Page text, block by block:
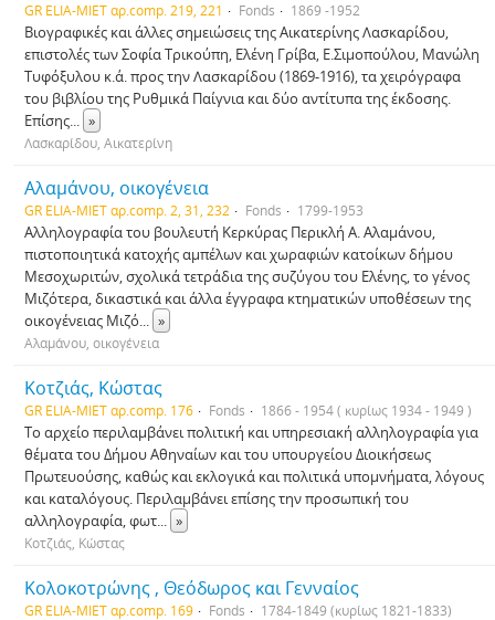
GR ELIA-MIET αρ.comp. 219, 221 Fonds 1869 -1952
Βιογραφικές και άλλες σημειώσεις της Αικατερίνης Λασκαρίδου,
επιστολές των Σοφία Τρικούπη, Ελένη Γρίβα, Ε.Σιμοπούλου, Μανώλη
Τυφόξυλου κ.ά. προς την Λασκαρίδου (1869-1916), τα χειρόγραφα
του βιβλίου της Ρυθμικά Παίγνια και δύο αντίτυπα της έκδοσης.
Επίσης... »
Λασκαρίδου, Αικατερίνη
Αλαμάνου, οικογένεια
GR ELIA-MIET αρ.comp. 2, 31, 232 Fonds 1799-1953
Αλληλογραφία του βουλευτή Κερκύρας Περικλή Α. Αλαμάνου,
πιστοποιητικά κατοχής αμπέλων και χωραφιών κατοίκων δήμου
Μεσοχωριτών, σχολικά τετράδια της συζύγου του Ελένης, το γένος
Μιζότερα, δικαστικά και άλλα έγγραφα κτηματικών υποθέσεων της
οικογένειας Μιζό... »
Αλαμάνου, οικογένεια
Κοτζιάς, Κώστας
GR ELIA-MIET αρ.comp. 176 Fonds 1866 - 1954 ( κυρίως 1934 - 1949 )
Το αρχείο περιλαμβάνει πολιτική και υπηρεσιακή αλληλογραφία για
θέματα του Δήμου Αθηναίων και του υπουργείου Διοικήσεως
Πρωτευούσης, καθώς και εκλογικά και πολιτικά υπομνήματα, λόγους
και καταλόγους. Περιλαμβάνει επίσης την προσωπική του
αλληλογραφία, φωτ... »
Κοτζιάς, Κώστας
Κολοκοτρώνης , Θεόδωρος και Γενναίος
GR ELIA-MIET αρ.comp. 169 Fonds 1784-1849 (κυρίως 1821-1833)